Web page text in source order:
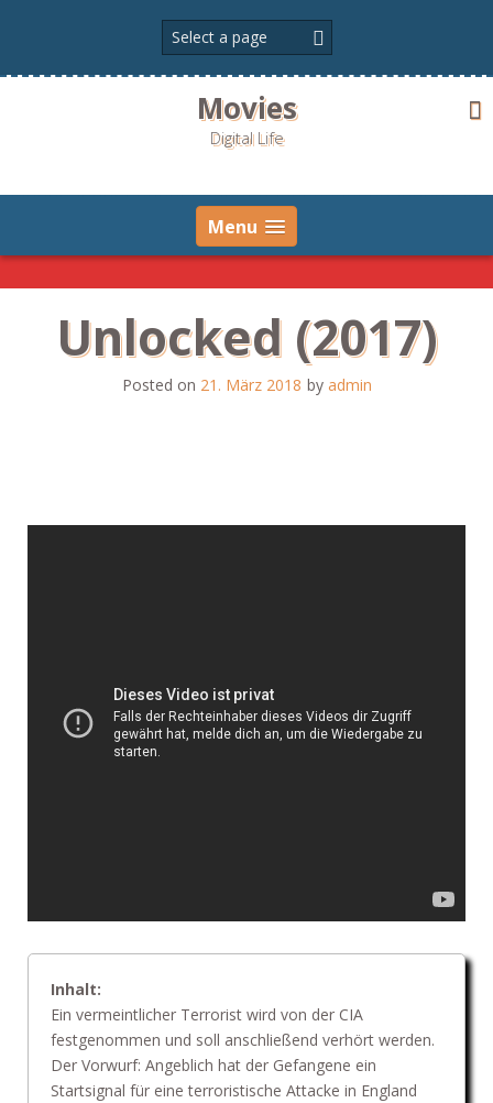
Movies
Digital Life
Menu
Unlocked (2017)
Posted on 21. März 2018 by admin
Inhalt:
Ein vermeintlicher Terrorist wird von der CIA
festgenommen und soll anschließend verhört werden.
Der Vorwurf: Angeblich hat der Gefangene ein
Startsignal für eine terroristische Attacke in England